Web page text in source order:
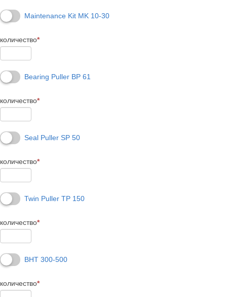
Maintenance Kit MK 10-30
количество*
Bearing Puller BP 61
количество*
Seal Puller SP 50
количество*
Twin Puller TP 150
количество*
BHT 300-500
количество*